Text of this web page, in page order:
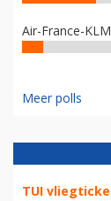
Air-France-
Meer polls
TUI